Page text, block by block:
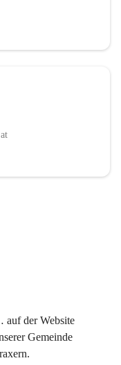
auf der Website
Gemeinde